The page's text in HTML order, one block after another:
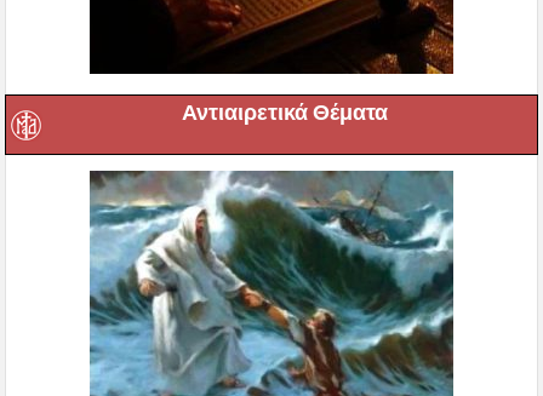
Αντιαιρετικά Θέματα